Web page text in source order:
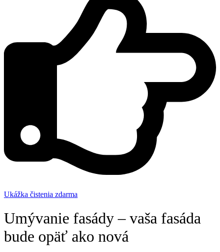
Ukážka čistenia zdarma
Umývanie fasády – vaša fasáda
bude opäť ako nová